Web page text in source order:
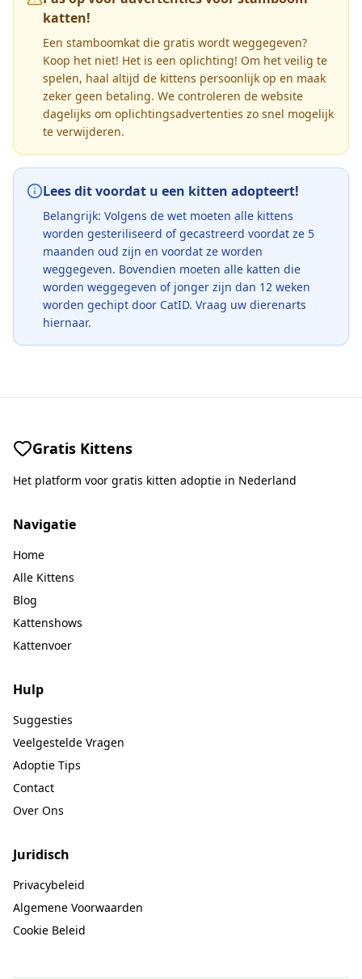
katten!
Een stamboomkat die gratis wordt weggegeven?
Koop het niet! Het is een oplichting! Om het veilig te
spelen, haal altijd de kittens persoonlijk op en maak
zeker geen betaling. We controleren de website
dagelijks om oplichtingsadvertenties zo snel mogelijk
te verwijderen.
Lees dit voordat u een kitten adopteert!
Belangrijk: Volgens de wet moeten alle kittens
worden gesteriliseerd of gecastreerd voordat ze 5
maanden oud zijn en voordat ze worden
weggegeven. Bovendien moeten alle katten die
worden weggegeven of jonger zijn dan 12 weken
worden gechipt door CatID. Vraag uw dierenarts
hiernaar.
Gratis Kittens
Het platform voor gratis kitten adoptie in Nederland
Navigatie
Home
Alle Kittens
Blog
Kattenshows
Kattenvoer
Hulp
Suggesties
Veelgestelde Vragen
Adoptie Tips
Contact
Over Ons
Juridisch
Privacybeleid
Algemene Voorwaarden
Cookie Beleid